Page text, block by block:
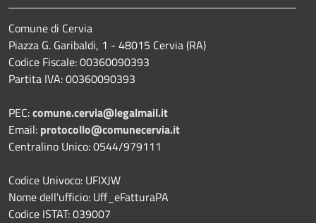
Comune di Cervia
Piazza G. Garibaldi, 1 - 48015 Cervia (RA)
Codice Fiscale: 00360090393
Partita IVA: 00360090393
PEC:comune.cervia@legalmail.it
Email: protocollo@comunecervia.it
Centralino Unico: 0544/979111
Codice Univoco: UFIXJW
Nome dell'ufficio: Uff_eFatturaPA
Codice ISTAT: 039007